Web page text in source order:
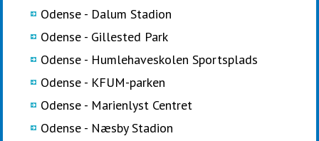
Odense - Dalum Stadion
Odense - Gillested Park
Odense - Humlehaveskolen Sportsplads
Odense - KFUM-parken
Odense - Marienlyst Centret
Odense - Næsby Stadion